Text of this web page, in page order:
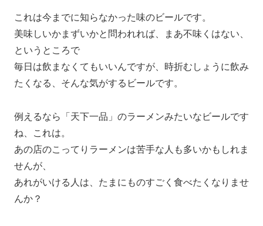
これは今までに知らなかった味のビールです。
美味しいかまずいかと問われれば、まあ不味くはない、
というところで
毎日は飲まなくてもいいんですが、時折むしょうに飲み
たくなる、そんな気がするビールです。
例えるなら「天下一品」のラーメンみたいなビールです
ね、これは。
あの店のこってりラーメンは苦手な人も多いかもしれま
せんが、
あれがいける人は、たまにものすごく食べたくなりませ
んか？